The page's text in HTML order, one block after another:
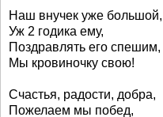
Наш внучек уже большой,
Уж 2 годика ему,
Поздравлять его спешим,
Мы кровиночку свою!
Счастья, радости, добра,
Пожелаем мы побед,